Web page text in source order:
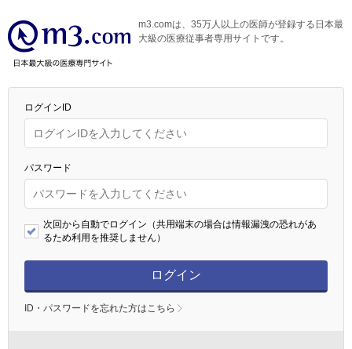
m3.comは、35万人以上の医師が登録する日本最
大級の医療従事者専用サイトです。
ログインID
パスワード
次回から自動でログイン（共用端末の場合は情報漏洩の恐れがあ
るため利用を推奨しません）
ログイン
ID・パスワードを忘れた方はこちら